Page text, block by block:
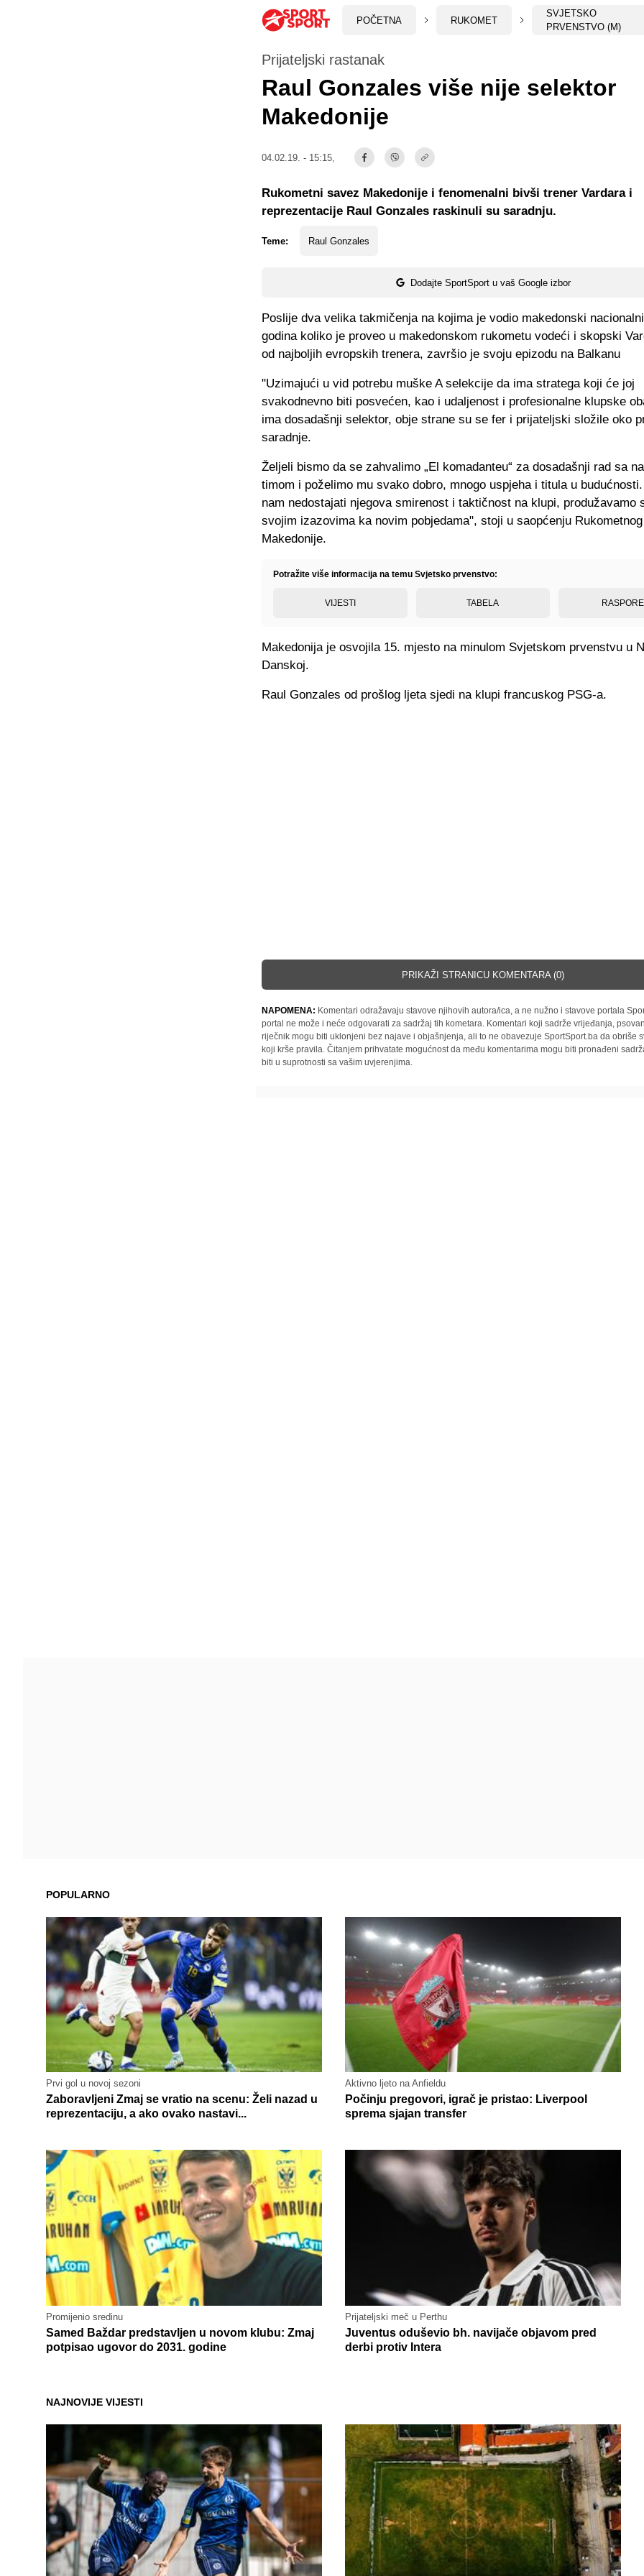
POČETNA RUKOMET
SVJETSKO
PRVENSTVO (M)
Prijateljski rastanak
Raul Gonzales više nije selektor
Makedonije
04.02.19. - 15:15,
Teme: Raul Gonzales
Dodajte SportSport u vaš Google izbor
Rukometni savez Makedonije i fenomenalni bivši trener Vardara i
reprezentacije Raul Gonzales raskinuli su saradnju.
Poslije dva velika takmičenja na kojima je vodio makedonski
godina koliko je proveo u makedonskom rukometu vodeći i skopski
od najboljih evropskih trenera, završio je svoju epizodu na Balkanu
"Uzimajući u vid potrebu muške A selekcije da ima stratega koji će joj
svakodnevno biti posvećen, kao i udaljenost i profesionalne klupske
ima dosadašnji selektor, obje strane su se fer i prijateljski složile oko
saradnje.
Željeli bismo da se zahvalimo „El komadanteu“ za dosadašnji rad sa
timom i poželimo mu svako dobro, mnogo uspjeha i titula u
nam nedostajati njegova smirenost i taktičnost na klupi, produžavamo
svojim izazovima ka novim pobjedama", stoji u saopćenju
Makedonije.
Potražite više informacija na temu Svjetsko prvenstvo:
VIJESTI TABELA
Makedonija je osvojila 15. mjesto na minulom Svjetskom prvenstvu u
Danskoj.
Raul Gonzales od prošlog ljeta sjedi na klupi francuskog PSG-a.
PRIKAŽI STRANICU KOMENTARA (0)
NAPOMENA: Komentari odražavaju stavove njihovih autora/ica, a ne nužno i stavove portala
portal ne može i neće odgovarati za sadržaj tih kometara. Komentari koji sadrže vrijeđanja,
riječnik mogu biti uklonjeni bez najave i objašnjenja, ali to ne obavezuje SportSport.ba da obriše
koji krše pravila. Čitanjem prihvatate mogućnost da među komentarima mogu biti pronađeni
biti u suprotnosti sa vašim uvjerenjima.
POPULARNO
Prvi gol u novoj sezoni
Zaboravljeni Zmaj se vratio na scenu: Želi nazad u
reprezentaciju, a ako ovako nastavi...
Aktivno ljeto na Anfieldu
Počinju pregovori, igrač je pristao: Liverpool
sprema sjajan transfer
Promijenio sredinu
Samed Baždar predstavljen u novom klubu: Zmaj
potpisao ugovor do 2031. godine
Prijateljski meč u Perthu
Juventus oduševio bh. navijače objavom pred
derbi protiv Intera
NAJNOVIJE VIJESTI